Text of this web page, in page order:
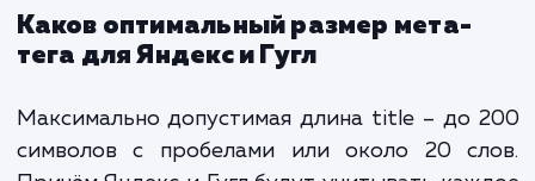
Не пренебрегайте такой возможностью,
работа с тегом title. Это важный шаг,
выполнен вместе с другими мерами по
оптимизации. Использование